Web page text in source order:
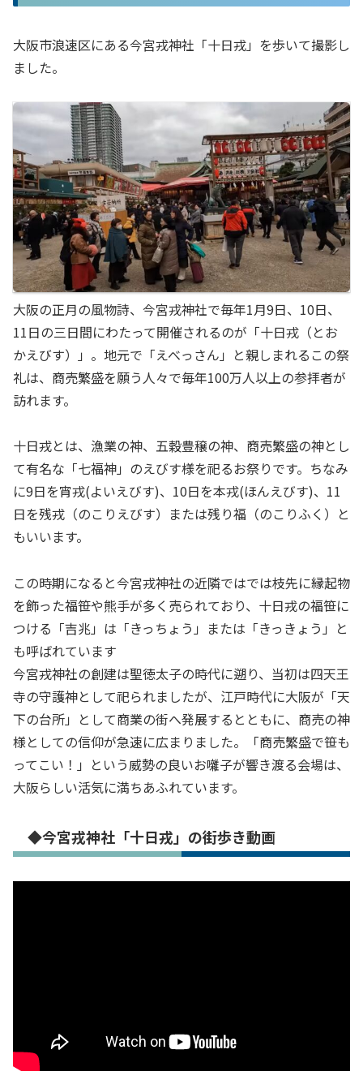
大阪市浪速区にある今宮戎神社「十日戎」を歩いて撮影し
ました。
大阪の正月の風物詩、今宮戎神社で毎年1月9日、10日、
11日の三日間にわたって開催されるのが「十日戎（とお
かえびす）」。地元で「えべっさん」と親しまれるこの祭
礼は、商売繁盛を願う人々で毎年100万人以上の参拝者が
訪れます。
十日戎とは、漁業の神、五穀豊穣の神、商売繁盛の神とし
て有名な「七福神」のえびす様を祀るお祭りです。ちなみ
に9日を宵戎(よいえびす)、10日を本戎(ほんえびす)、11
日を残戎（のこりえびす）または残り福（のこりふく）と
もいいます。
この時期になると今宮戎神社の近隣ではでは枝先に縁起物
を飾った福笹や熊手が多く売られており、十日戎の福笹に
つける「吉兆」は「きっちょう」または「きっきょう」と
も呼ばれています
今宮戎神社の創建は聖徳太子の時代に遡り、当初は四天王
寺の守護神として祀られましたが、江戸時代に大阪が「天
下の台所」として商業の街へ発展するとともに、商売の神
様としての信仰が急速に広まりました。「商売繁盛で笹も
ってこい！」という威勢の良いお囃子が響き渡る会場は、
大阪らしい活気に満ちあふれています。
◆今宮戎神社「十日戎」の街歩き動画